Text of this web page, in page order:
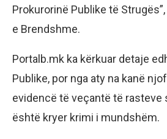
Prokurorinë Publike të
e Brendshme.
Portalb.mk ka kërkuar detaje
Publike, por nga aty na kanë
evidencë të veçantë të rasteve
është kryer krimi i mundshëm.